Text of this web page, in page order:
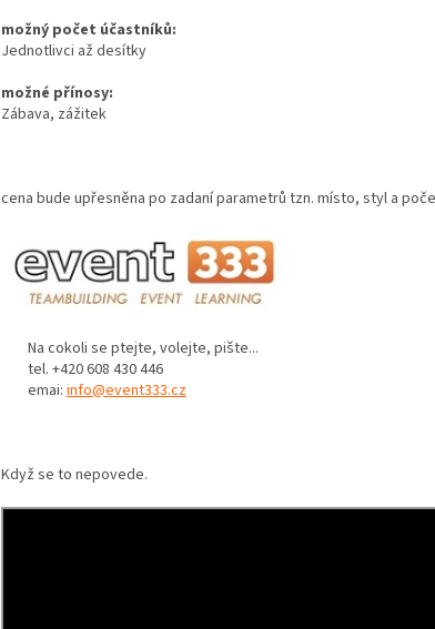
možný počet účastníků:
Jednotlivci až desítky
možné přínosy:
Zábava, zážitek
cena bude upřesněna po zadaní parametrů tzn. místo, styl a
Na cokoli se ptejte, volejte, pište...
tel. +420 608 430 446
emai: info@event333.cz
Když se to nepovede.